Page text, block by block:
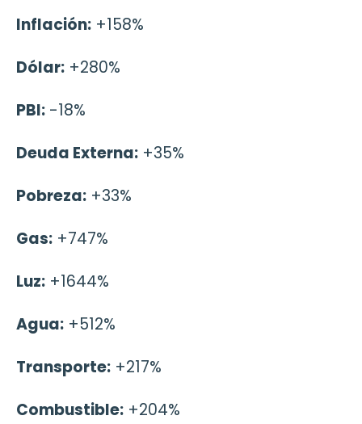
Inflación: +158%
Dólar: +280%
PBI: -18%
Deuda Externa: +35%
Pobreza: +33%
Gas: +747%
Luz: +1644%
Agua: +512%
Transporte: +217%
Combustible: +204%